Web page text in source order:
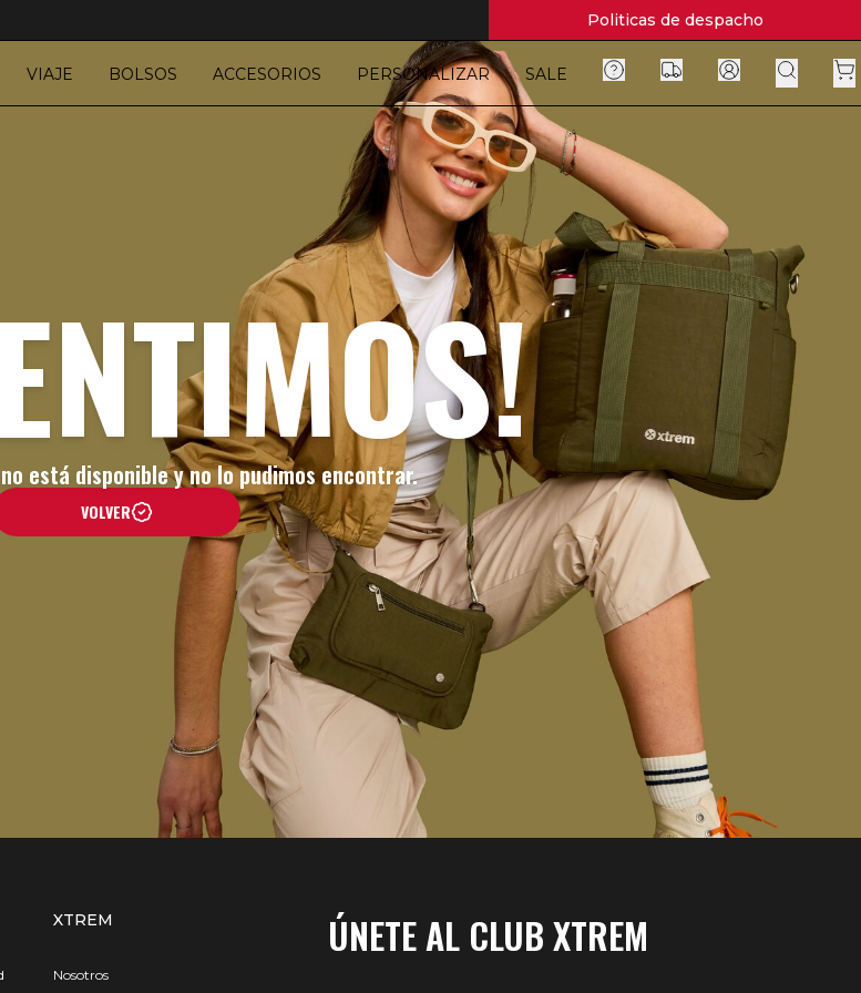
Politicas de despacho
VIAJE BOLSOS ACCESORIOS PERSONALIZAR SALE
está disponible y no lo pudimos encontrar.
VOLVER
XTREM
Nosotros
ÚNETE AL CLUB XTREM